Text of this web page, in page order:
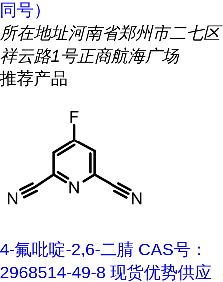
同号）
所在地址河南省郑州市二七区
祥云路1号正商航海广场
推荐产品
4-氟吡啶-2,6-二腈 CAS号：
2968514-49-8 现货优势供应